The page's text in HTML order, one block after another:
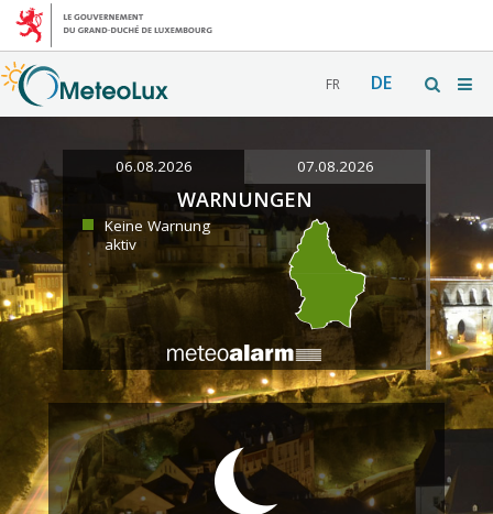
FR DE
06.08.2026 07.08.2026
WARNUNGEN
Keine Warnung
aktiv